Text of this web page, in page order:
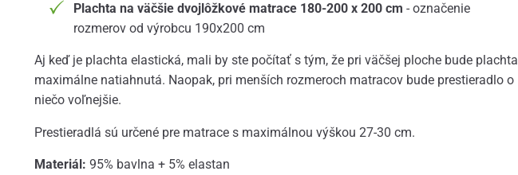
Plachta na väčšie dvojlôžkové matrace 180-200 x 200 cm - označenie
rozmerov od výrobcu 190x200 cm
Aj keď je plachta elastická, mali by ste počítať s tým, že pri väčšej ploche bude plachta
maximálne natiahnutá. Naopak, pri menších rozmeroch matracov bude prestieradlo o
niečo voľnejšie.
Prestieradlá sú určené pre matrace s maximálnou výškou 27-30 cm.
Materiál: 95% bavlna + 5% elastan